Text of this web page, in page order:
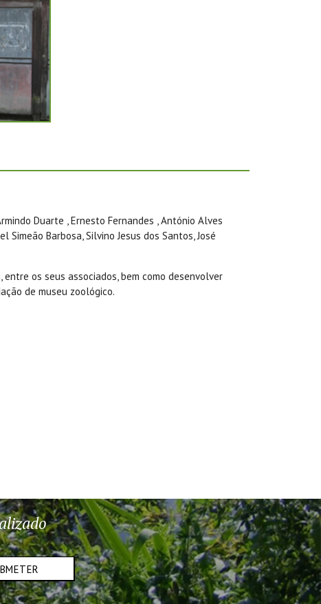
Duarte , Ernesto Fernandes , António Alves
Simeão Barbosa, Silvino Jesus dos Santos, José
os seus associados, bem como desenvolver
de museu zoológico.